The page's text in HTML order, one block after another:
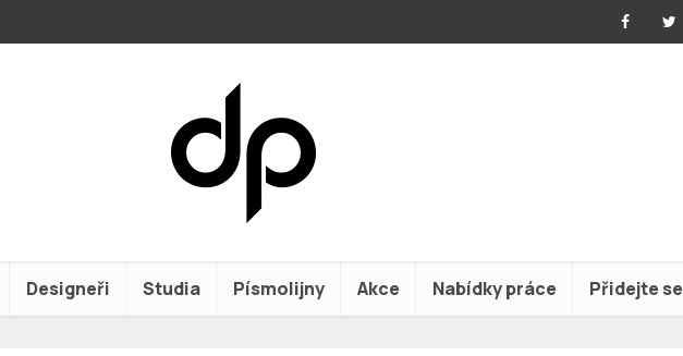
Designeři Studia Písmolijny Akce Nabídky práce Přidejte se